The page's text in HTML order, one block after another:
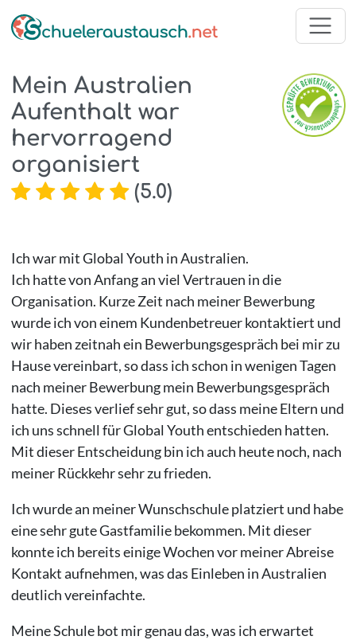
Mein Australien
Aufenthalt war
hervorragend
organisiert
(5.0)
Ich war mit Global Youth in Australien.
Ich hatte von Anfang an viel Vertrauen in die
Organisation. Kurze Zeit nach meiner Bewerbung
wurde ich von einem Kundenbetreuer kontaktiert und
wir haben zeitnah ein Bewerbungsgespräch bei mir zu
Hause vereinbart, so dass ich schon in wenigen Tagen
nach meiner Bewerbung mein Bewerbungsgespräch
hatte. Dieses verlief sehr gut, so dass meine Eltern und
ich uns schnell für Global Youth entschieden hatten.
Mit dieser Entscheidung bin ich auch heute noch, nach
meiner Rückkehr sehr zu frieden.
Ich wurde an meiner Wunschschule platziert und habe
eine sehr gute Gastfamilie bekommen. Mit dieser
konnte ich bereits einige Wochen vor meiner Abreise
Kontakt aufnehmen, was das Einleben in Australien
deutlich vereinfachte.
Meine Schule bot mir genau das, was ich erwartet